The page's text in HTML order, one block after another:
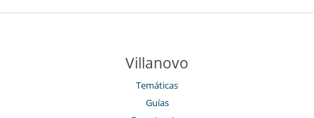
Villanovo
Temáticas
Guías